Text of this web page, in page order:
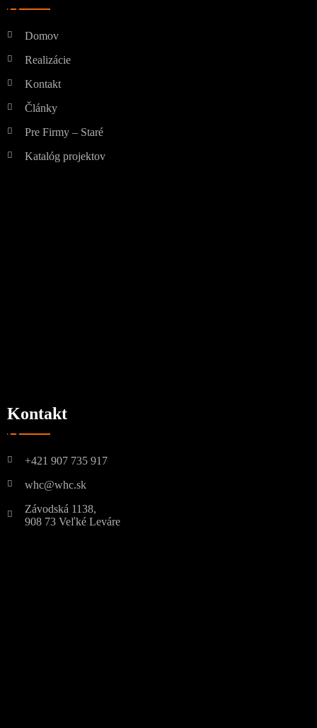
Domov
Realizácie
Kontakt
Články
Pre Firmy – Staré
Katalóg projektov
Kontakt
+421 907 735 917
whc@whc.sk
Závodská 1138,
908 73 Veľké Leváre